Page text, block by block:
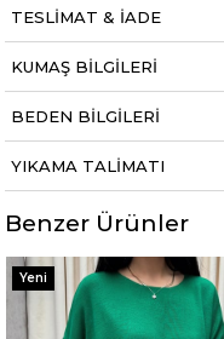
TESLIMAT & İADE
KUMAŞ BILGILERI
BEDEN BILGILERI
YIKAMA TALIMATI
Benzer Ürünler
Yeni